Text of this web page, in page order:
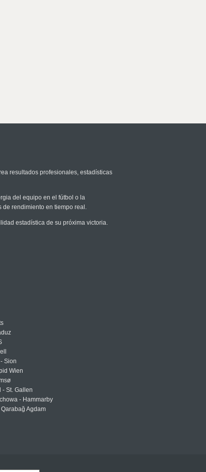
resultados profesionales, estadísticas
del equipo en el fútbol o la
de rendimiento en tiempo real.
estadística de su próxima victoria.
Sion
Wien
- St. Gallen
- Hammarby
Agdam